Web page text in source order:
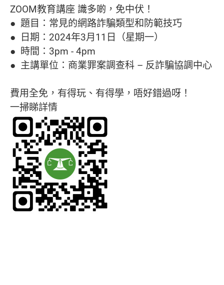
ZOOM教育講座 識多啲，免中伏！
● 題目：常見的網路詐騙類型和防範技巧
● 日期：2024年3月11日（星期一）
● 時間：3pm - 4pm
● 主講單位：商業罪案調查科 – 反詐騙協調中心
費用全免，有得玩、有得學，唔好錯過呀！
一掃睇詳情